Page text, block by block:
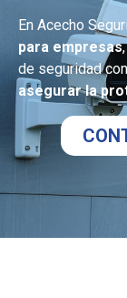
En Acecho
para empresas
de seguridad
asegurar la